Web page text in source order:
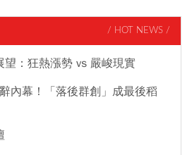
/ HOT NEWS /
：狂熱漲勢 vs 嚴峻現實
內幕！「落後群創」成最後稻